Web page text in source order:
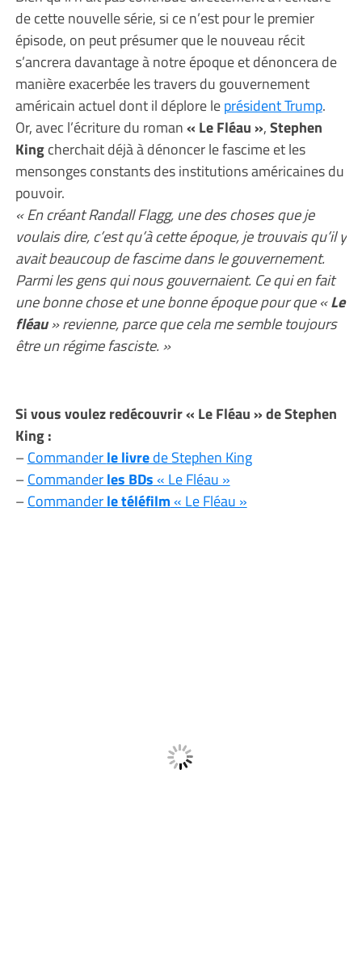
de cette nouvelle série, si ce n’est pour le premier
épisode, on peut présumer que le nouveau récit
s’ancrera davantage à notre époque et dénoncera de
manière exacerbée les travers du gouvernement
américain actuel dont il déplore leprésident Trump.
Or, avec l’écriture du roman« Le Fléau »,Stephen
Kingcherchait déjà à dénoncer le fascime et les
mensonges constants des institutions américaines du
pouvoir.
« En créant Randall Flagg, une des choses que je
voulais dire, c’est qu’à cette époque, je trouvais qu’il y
avait beaucoup de fascime dans le gouvernement.
Parmi les gens qui nous gouvernaient. Ce qui en fait
une bonne chose et une bonne époque pour que «Le
fléau» revienne, parce que cela me semble toujours
être un régime fasciste. »
Si vous voulez redécouvrir « Le Fléau » de Stephen
King :
–Commanderle livrede Stephen King
–Commanderles BDs« Le Fléau »
–Commanderle téléfilm« Le Fléau »